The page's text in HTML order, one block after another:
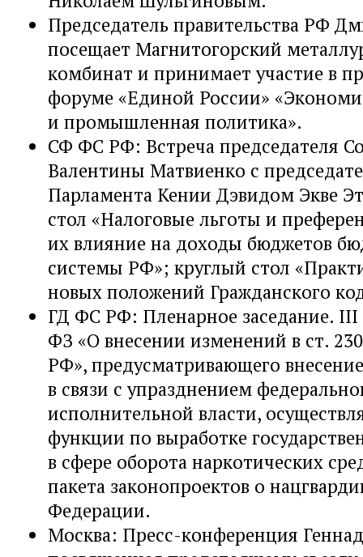
Председатель правительства РФ
посещает Магнитогорский
комбинат и принимает участие в
форуме «Единой России»
и промышленная политика».
СФ ФС РФ: Встреча председателя
Валентины Матвиенко с
Парламента Кении Дэвидом Экве
стол «Налоговые льготы и
их влияние на доходы бюджетов
системы РФ»; круглый стол
новых положений Гражданского
ГД ФС РФ: Пленарное заседание. III
ФЗ «О внесении изменений в ст.
РФ», предусматривающего
в связи с упразднением
исполнительной власти,
функции по выработке
в сфере оборота наркотических
пакета законопроектов о
Федерации.
Москва: Пресс-конференция